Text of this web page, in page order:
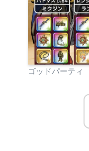
ゴッドパーティ